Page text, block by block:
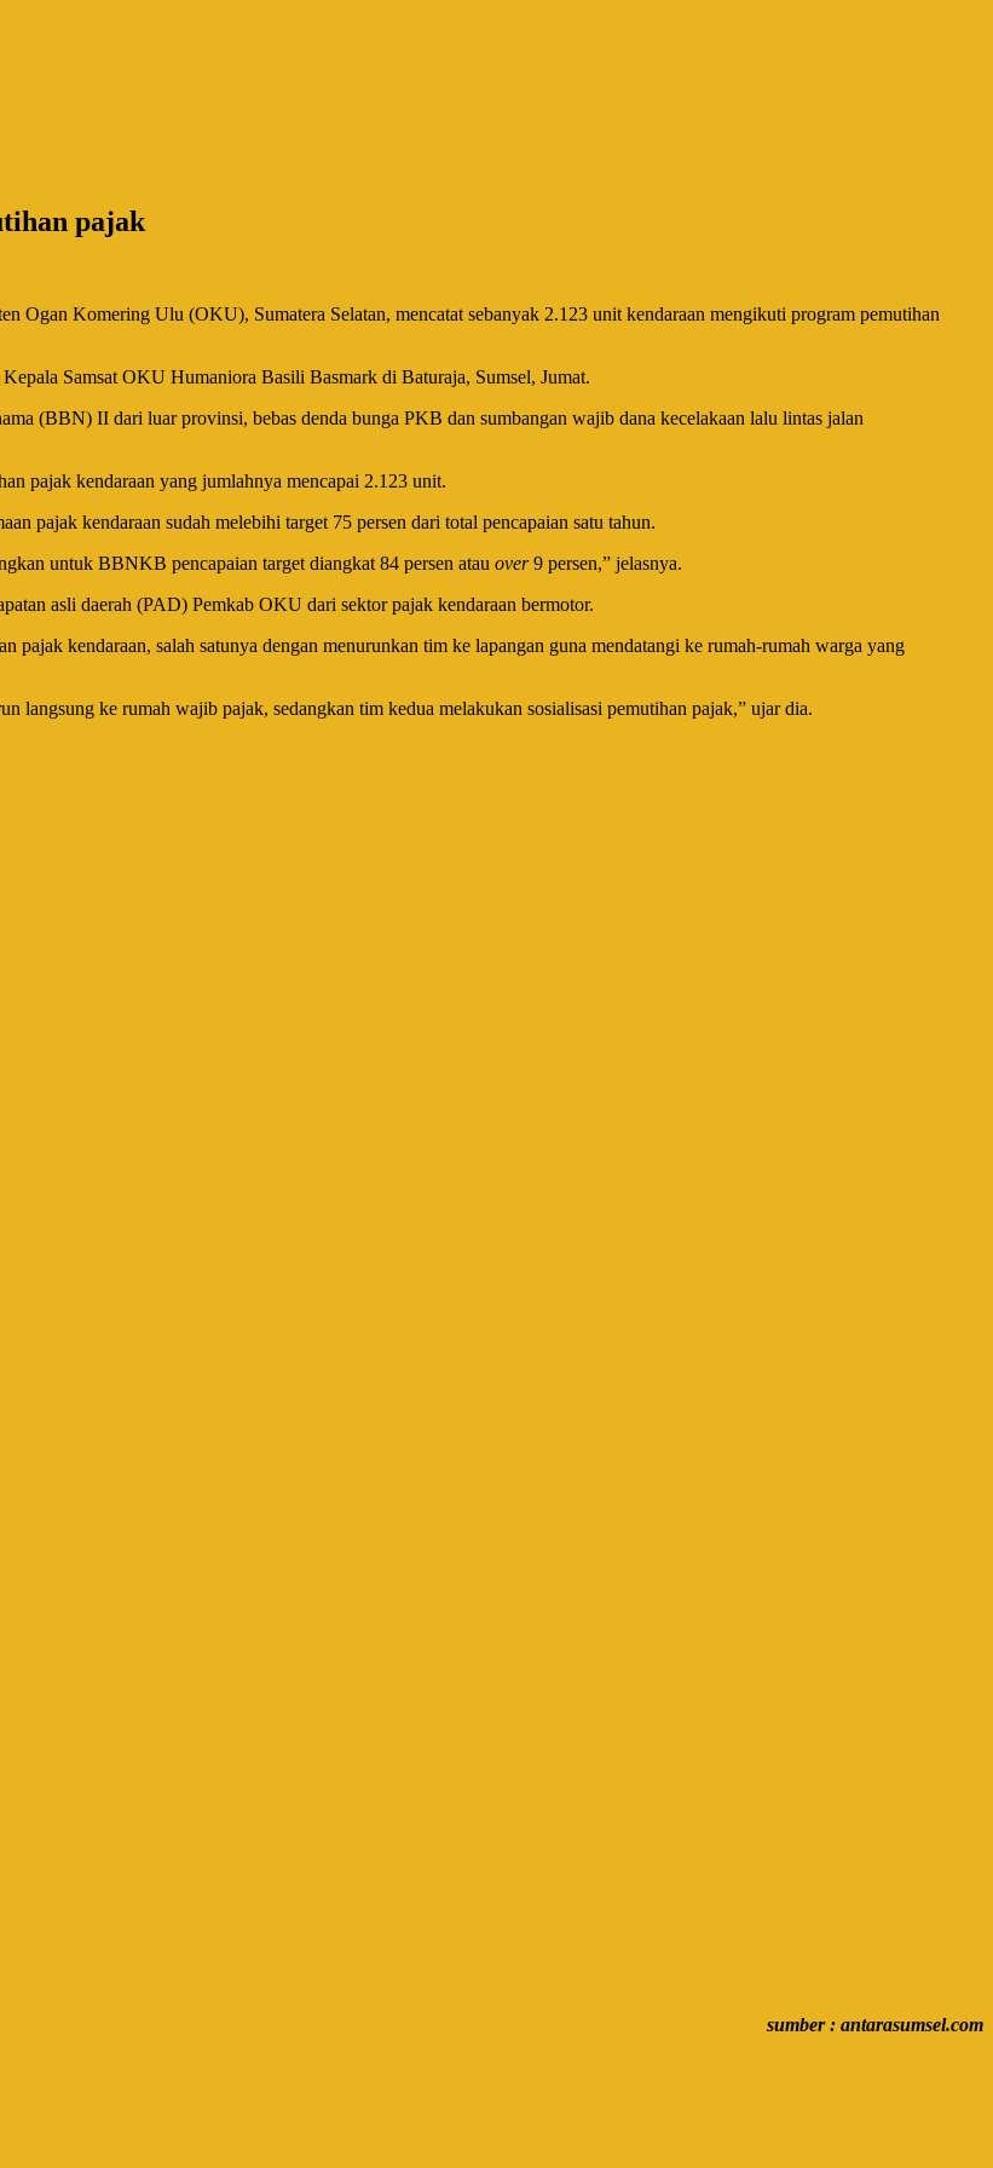
pajak
Ogan Komering Ulu (OKU), Sumatera Selatan, mencatat sebanyak 2.123 unit kendaraan mengikuti program pemutihan
Samsat OKU Humaniora Basili Basmark di Baturaja, Sumsel, Jumat.
(BBN) II dari luar provinsi, bebas denda bunga PKB dan sumbangan wajib dana kecelakaan lalu lintas jalan
pajak kendaraan yang jumlahnya mencapai 2.123 unit.
pajak kendaraan sudah melebihi target 75 persen dari total pencapaian satu tahun.
untuk BBNKB pencapaian target diangkat 84 persen atau over9 persen,” jelasnya.
asli daerah (PAD) Pemkab OKU dari sektor pajak kendaraan bermotor.
pajak kendaraan, salah satunya dengan menurunkan tim ke lapangan guna mendatangi ke rumah-rumah warga yang
langsung ke rumah wajib pajak, sedangkan tim kedua melakukan sosialisasi pemutihan pajak,” ujar dia.
sumber : antarasumsel.com